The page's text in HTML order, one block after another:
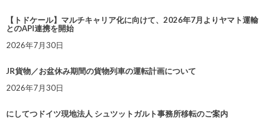
【トドケール】マルチキャリア化に向けて、2026年7月よりヤマト運輸
とのAPI連携を開始
2026年7月30日
JR貨物／お盆休み期間の貨物列車の運転計画について
2026年7月30日
にしてつドイツ現地法人 シュツットガルト事務所移転のご案内